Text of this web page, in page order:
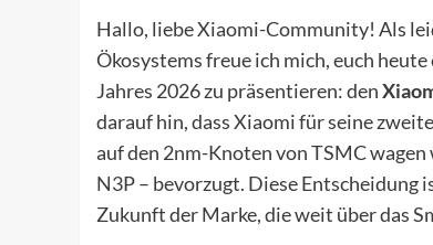
Hallo, liebe Xiaomi-Community! Als
Ökosystems freue ich mich, euch
Jahres 2026 zu präsentieren: den
darauf hin, dass Xiaomi für seine
auf den 2nm-Knoten von TSMC
N3P – bevorzugt. Diese
Zukunft der Marke, die weit über das